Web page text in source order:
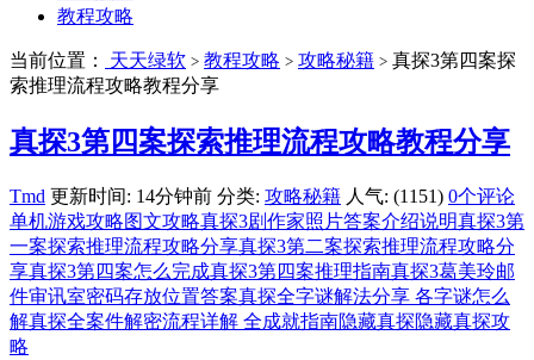
教程攻略
当前位置： 天天绿软 > 教程攻略 > 攻略秘籍 > 真探3第四案探
索推理流程攻略教程分享
真探3第四案探索推理流程攻略教程分享
Tmd 更新时间: 14分钟前 分类: 攻略秘籍 人气: (1151) 0个评论
单机游戏攻略图文攻略真探3剧作家照片答案介绍说明真探3第
一案探索推理流程攻略分享真探3第二案探索推理流程攻略分
享真探3第四案怎么完成真探3第四案推理指南真探3葛美玲邮
件审讯室密码存放位置答案真探全字谜解法分享 各字谜怎么
解真探全案件解密流程详解 全成就指南隐藏真探隐藏真探攻
略